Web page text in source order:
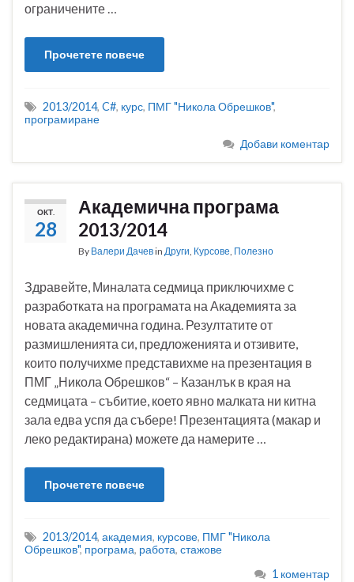
ограничените …
Прочетете повече
2013/2014, C#, курс, ПМГ "Никола Обрешков",
програмиране
Добави коментар
ОКТ.
28
Академична програма
2013/2014
By Валери Дачевin Други, Курсове, Полезно
Здравейте, Миналата седмица приключихме с
разработката на програмата на Академията за
новата академична година. Резултатите от
размишленията си, предложенията и отзивите,
които получихме представихме на презентация в
ПМГ „Никола Обрешков“ – Казанлък в края на
седмицата – събитие, което явно малката ни китна
зала едва успя да събере! Презентацията (макар и
леко редактирана) можете да намерите …
Прочетете повече
2013/2014, академия, курсове, ПМГ "Никола
Обрешков", програма, работа, стажове
1 коментар